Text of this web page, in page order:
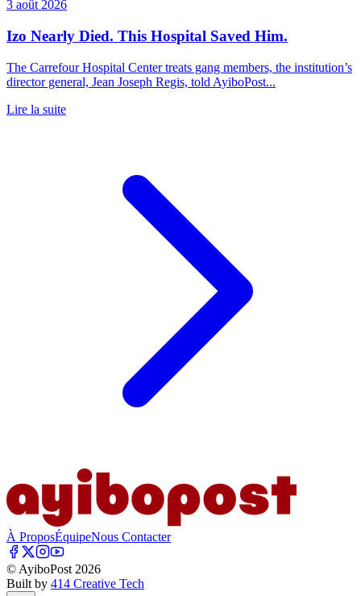
3 août 2026
Izo Nearly Died. This Hospital Saved Him.
The Carrefour Hospital Center treats gang members, the institution’s
director general, Jean Joseph Regis, told AyiboPost...
Lire la suite
À ProposÉquipeNous Contacter
© AyiboPost 2026
Built by 414 Creative Tech